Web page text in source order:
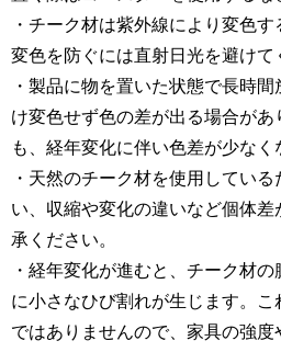
・チーク材は紫外線により変色
変色を防ぐには直射日光を避けて
・製品に物を置いた状態で長時
け変色せず色の差が出る場合が
も、経年変化に伴い色差が少なく
・天然のチーク材を使用してい
い、収縮や変化の違いなど個体
承ください。
・経年変化が進むと、チーク材
に小さなひび割れが生じます。
ではありませんので、家具の強度